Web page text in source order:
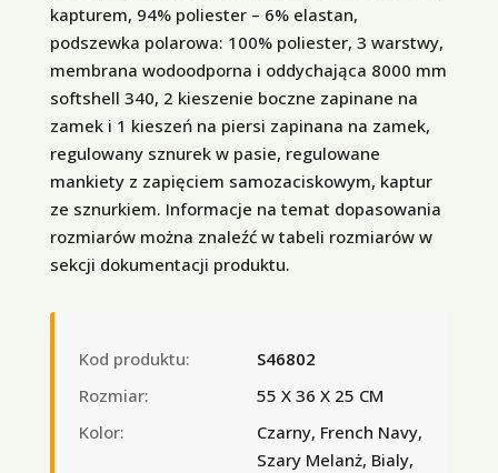
kapturem, 94% poliester – 6% elastan,
podszewka polarowa: 100% poliester, 3 warstwy,
membrana wodoodporna i oddychająca 8000 mm
softshell 340, 2 kieszenie boczne zapinane na
zamek i 1 kieszeń na piersi zapinana na zamek,
regulowany sznurek w pasie, regulowane
mankiety z zapięciem samozaciskowym, kaptur
ze sznurkiem. Informacje na temat dopasowania
rozmiarów można znaleźć w tabeli rozmiarów w
sekcji dokumentacji produktu.
Kod produktu:
S46802
Rozmiar:
55 X 36 X 25 CM
Kolor:
Czarny, French Navy,
Szary Melanż, Bialy,